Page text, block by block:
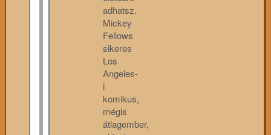
adhatsz.
Mickey
Fellows
sikeres
Los
Angeles-
i
komikus,
mégis
átlagember,